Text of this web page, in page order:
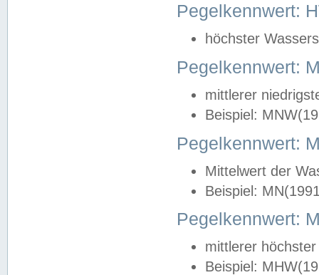
Pegelkennwert:
höchster
Pegelkennwert:
mittlerer
Beispiel:
Pegelkennwert:
Mittelwert der
Beispiel:
Pegelkennwert:
mittlerer
Beispiel: